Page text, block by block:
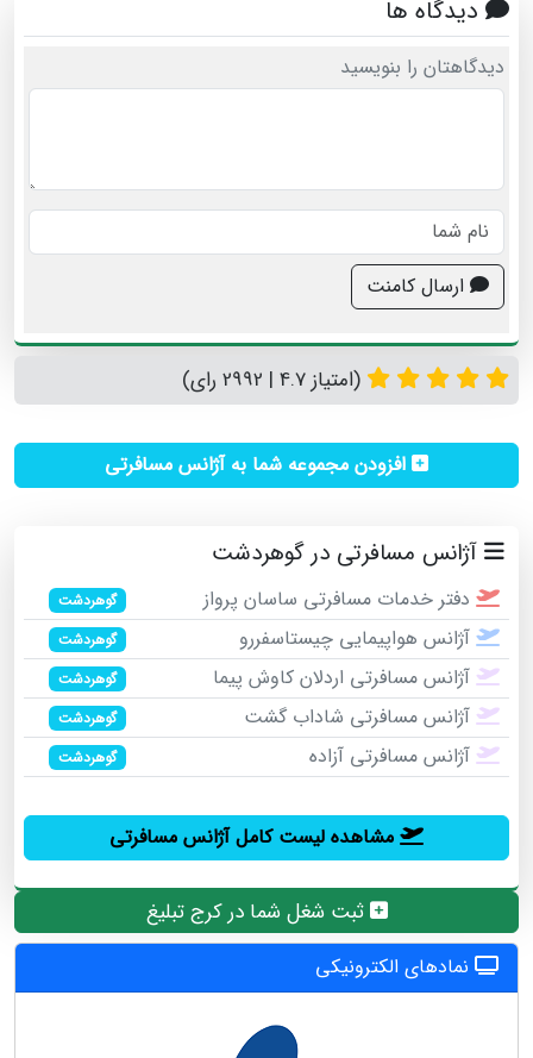
دیدگاه ها
دیدگاهتان را بنویسید
ارسال کامنت
(امتیاز 4.7 | 2992 رای)
افزودن مجموعه شما به آژانس مسافرتی
آژانس مسافرتی در گوهردشت
دفتر خدمات مسافرتی ساسان پرواز گوهردشت
آژانس هواپیمایی چیستاسفررو گوهردشت
آژانس مسافرتی اردلان کاوش پیما گوهردشت
آژانس مسافرتی شاداب گشت گوهردشت
آژانس مسافرتی آزاده گوهردشت
مشاهده لیست کامل آژانس مسافرتی
ثبت شغل شما در کرج تبلیغ
نمادهای الکترونیکی